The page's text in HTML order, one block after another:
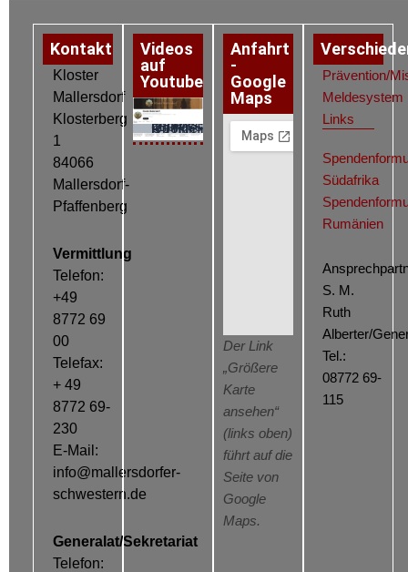
Kontakt
Kloster
Mallersdorf
Klosterberg
1
84066
Mallersdorf-
Pfaffenberg
Vermittlung
Telefon:
+49
8772 69
00
Telefax:
+ 49
8772 69-
230
E-Mail:
info@mallersdorfer-
schwestern.de
Generalat/Sekretariat
Telefon:
Videos
auf
Youtube
Datenschutz
Impressum
Cookie-Richtlinie (EU)
Anfahrt
-
Google
Maps
Der Link
„Größere
Karte
ansehen“
(links oben)
führt auf die
Seite von
Google
Maps.
Prävention/
Meldesystem
Links
Südafrika
Rumänien
S. M.
Ruth
Alberter/
Tel.:
08772 69-
115